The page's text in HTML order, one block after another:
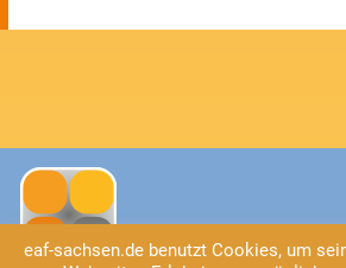
eaf-sachsen.de benutzt Cookies, um